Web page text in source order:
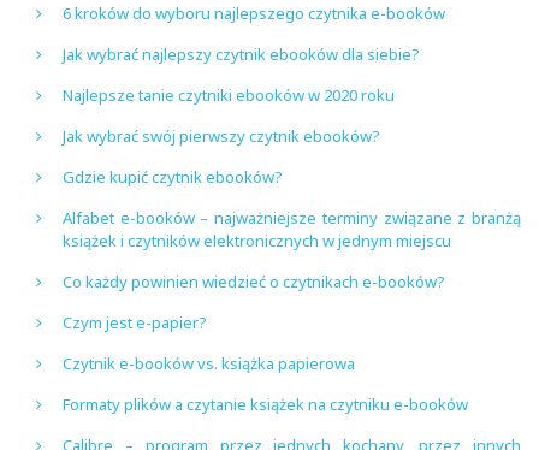
6 kroków do wyboru najlepszego czytnika e-booków
Jak wybrać najlepszy czytnik ebooków dla siebie?
Najlepsze tanie czytniki ebooków w 2020 roku
Jak wybrać swój pierwszy czytnik ebooków?
Gdzie kupić czytnik ebooków?
Alfabet e-booków – najważniejsze terminy związane z branżą
książek i czytników elektronicznych w jednym miejscu
Co każdy powinien wiedzieć o czytnikach e-booków?
Czym jest e-papier?
Czytnik e-booków vs. książka papierowa
Formaty plików a czytanie książek na czytniku e-booków
Calibre – program przez jednych kochany, przez innych